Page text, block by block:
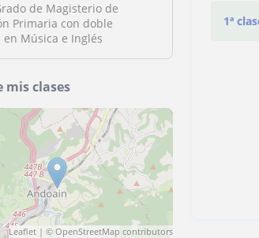
de Magisterio de
Primaria con doble
en Música e Inglés
mis clases
Leaflet | ©OpenStreetMap contributors
1ª